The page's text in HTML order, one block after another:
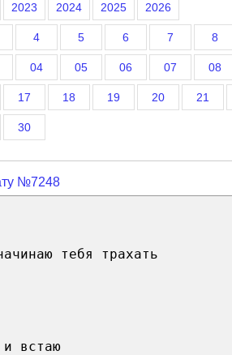
2023 2024 2025 2026
4 5 6 7 8
04 05 06 07 08
17 18 19 20 21
30
№7248
тебя трахать
встаю